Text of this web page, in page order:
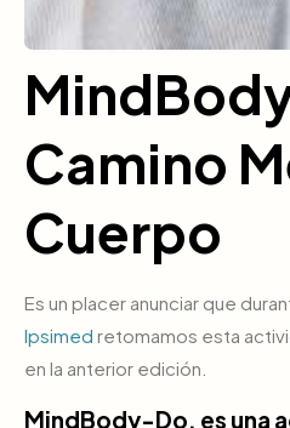
Camino
Cuerpo
Es un placer anunciar que
Ipsimed retomamos esta
en la anterior edición.
MindBody-Do, es una